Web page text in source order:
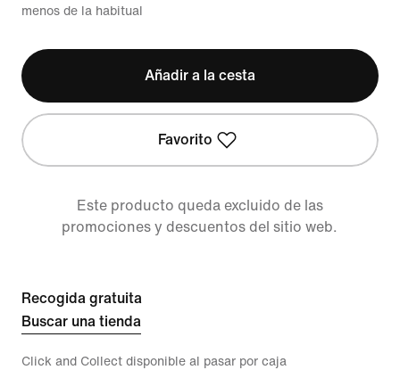
menos de la habitual
Añadir a la cesta
Favorito
Este producto queda excluido de las
promociones y descuentos del sitio web.
Recogida gratuita
Buscar una tienda
Click and Collect disponible al pasar por caja